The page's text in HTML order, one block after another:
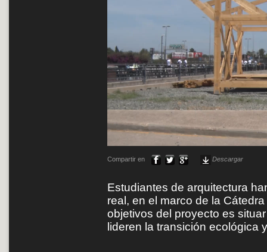
Compartir en Descargar
Estudiantes de arquitectura
real, en el marco de la
objetivos del proyecto es
lideren la transición ecológica